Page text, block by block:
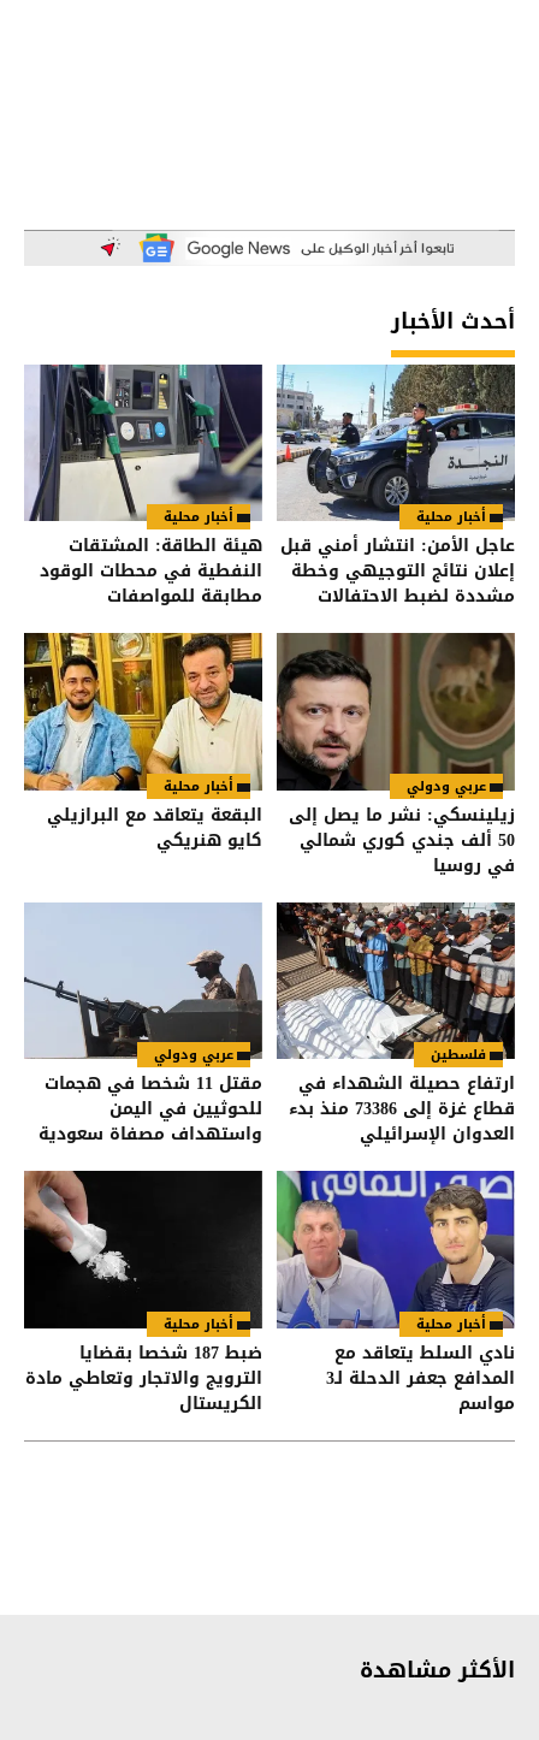
أحدث الأخبار
أخبار محلية
عاجل الأمن: انتشار أمني قبل
إعلان نتائج التوجيهي وخطة
مشددة لضبط الاحتفالات
أخبار محلية
هيئة الطاقة: المشتقات
النفطية في محطات الوقود
مطابقة للمواصفات
عربي ودولي
زيلينسكي: نشر ما يصل إلى
50 ألف جندي كوري شمالي
في روسيا
أخبار محلية
البقعة يتعاقد مع البرازيلي
كايو هنريكي
فلسطين
ارتفاع حصيلة الشهداء في
قطاع غزة إلى 73386 منذ بدء
العدوان الإسرائيلي
عربي ودولي
مقتل 11 شخصا في هجمات
للحوثيين في اليمن
واستهداف مصفاة سعودية
أخبار محلية
نادي السلط يتعاقد مع
المدافع جعفر الدحلة لـ3
مواسم
أخبار محلية
ضبط 187 شخصا بقضايا
الترويج والاتجار وتعاطي مادة
الكريستال
الأكثر مشاهدة